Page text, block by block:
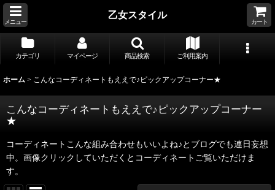
メニュー
乙女スタイル
カート
カテゴリ マイページ 商品検索 ご利用案内
ホーム > こんなコーディネートもええで♪ピックアップコーナー★
こんなコーディネートもええで♪ピックアップコーナー
★
コーディネートこんな組み合わせもいいよね♪とブログでも連日妄想
中。画像クリックしていただくとコーディネートご覧いただけま
す。